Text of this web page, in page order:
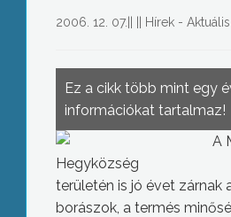
2006. 12. 07. Hírek - Aktuális
Ez a cikk több mint egy
információkat tartalmaz!
A
Hegyközség
területén is jó évet zárnak
borászok, a termés